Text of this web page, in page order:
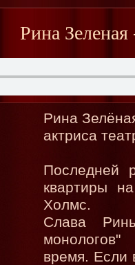
Рина Зеленая
Рина
актриса
Последней
квартиры
Холмс.
Слава
время. Если